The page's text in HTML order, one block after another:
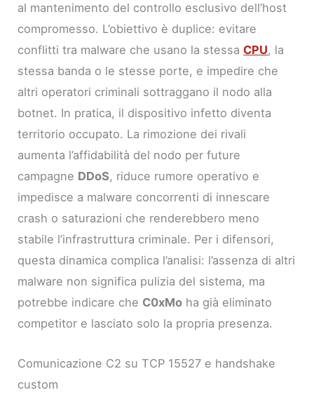
al mantenimento del controllo esclusivo dell’host
compromesso. L’obiettivo è duplice: evitare
conflitti tra malware che usano la stessaCPU, la
stessa banda o le stesse porte, e impedire che
altri operatori criminali sottraggano il nodo alla
botnet. In pratica, il dispositivo infetto diventa
territorio occupato. La rimozione dei rivali
aumenta l’affidabilità del nodo per future
campagne DDoS, riduce rumore operativo e
impedisce a malware concorrenti di innescare
crash o saturazioni che renderebbero meno
stabile l’infrastruttura criminale. Per i difensori,
questa dinamica complica l’analisi: l’assenza di altri
malware non significa pulizia del sistema, ma
potrebbe indicare che C0xMo ha già eliminato
competitor e lasciato solo la propria presenza.
Comunicazione C2 su TCP 15527 e handshake
custom